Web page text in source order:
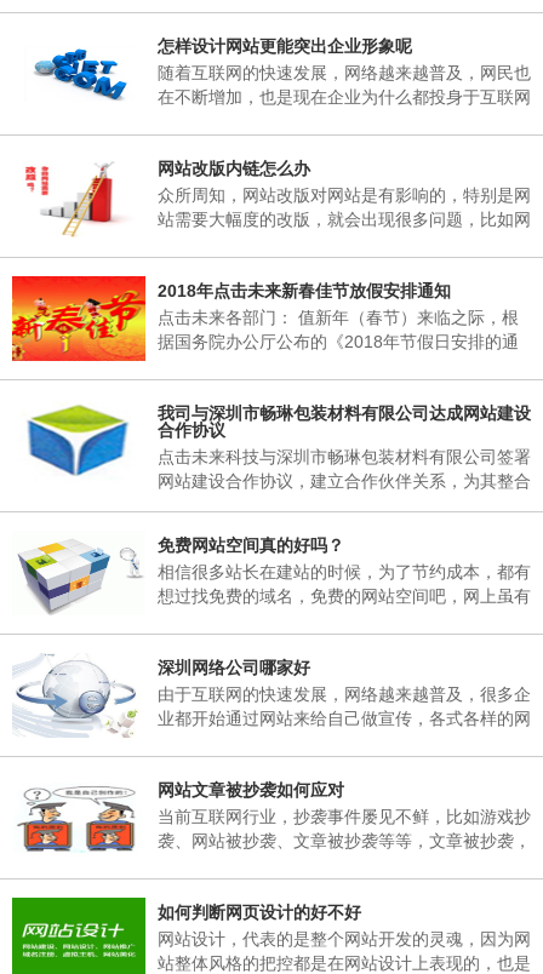
网站，很多站长想破脑袋都不知所措，这里深圳网
站建设小编介绍到，原因其实很简单，当网页被收
录后搜索引擎会对一个网站进行审核，这期间搜索
个方...
怎样设计网站更能突出企业形象呢
随着互联网的快速发展，网络越来越普及，网民也
在不断增加，也是现在企业为什么都投身于互联网
收益。那么，怎样设计网站更能突出企业形象呢?
网站改版内链怎么办
众所周知，网站改版对网站是有影响的，特别是网
站需要大幅度的改版，就会出现很多问题，比如网
的URL，如果URL更改了，相当于重新做了一个网
站。
2018年点击未来新春佳节放假安排通知
点击未来各部门： 值新年（春节）来临之际，根
据国务院办公厅公布的《2018年节假日安排的通
下： 一、春节放假时间：为02月06日至02月25
日，02月25日(星期天)正常上班。 二、各部门接
通知后，妥善安排好值班工作，并将各部门值班表
于2018年02月06日下午17：00以前报公司办公
室。 三、各部门要...
我司与深圳市畅琳包装材料有限公司达成网站建设
合作协议
点击未来科技与深圳市畅琳包装材料有限公司签署
网站建设合作协议，建立合作伙伴关系，为其整合
免费网站空间真的好吗？
相信很多站长在建站的时候，为了节约成本，都有
想过找免费的域名，免费的网站空间吧，网上虽有
空间有哪些弊端。
深圳网络公司哪家好
由于互联网的快速发展，网络越来越普及，很多企
业都开始通过网站来给自己做宣传，各式各样的网
个专业的网络公司制作，那么，深圳网络公司哪家
好呢？
网站文章被抄袭如何应对
当前互联网行业，抄袭事件屡见不鲜，比如游戏抄
袭、网站被抄袭、文章被抄袭等等，文章被抄袭，
袭，我们该如何应对呢？
如何判断网页设计的好不好
网站设计，代表的是整个网站开发的灵魂，因为网
站整体风格的把控都是在网站设计上表现的，也是